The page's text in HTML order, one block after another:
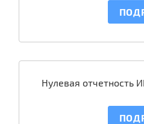
Нулевая отчетность